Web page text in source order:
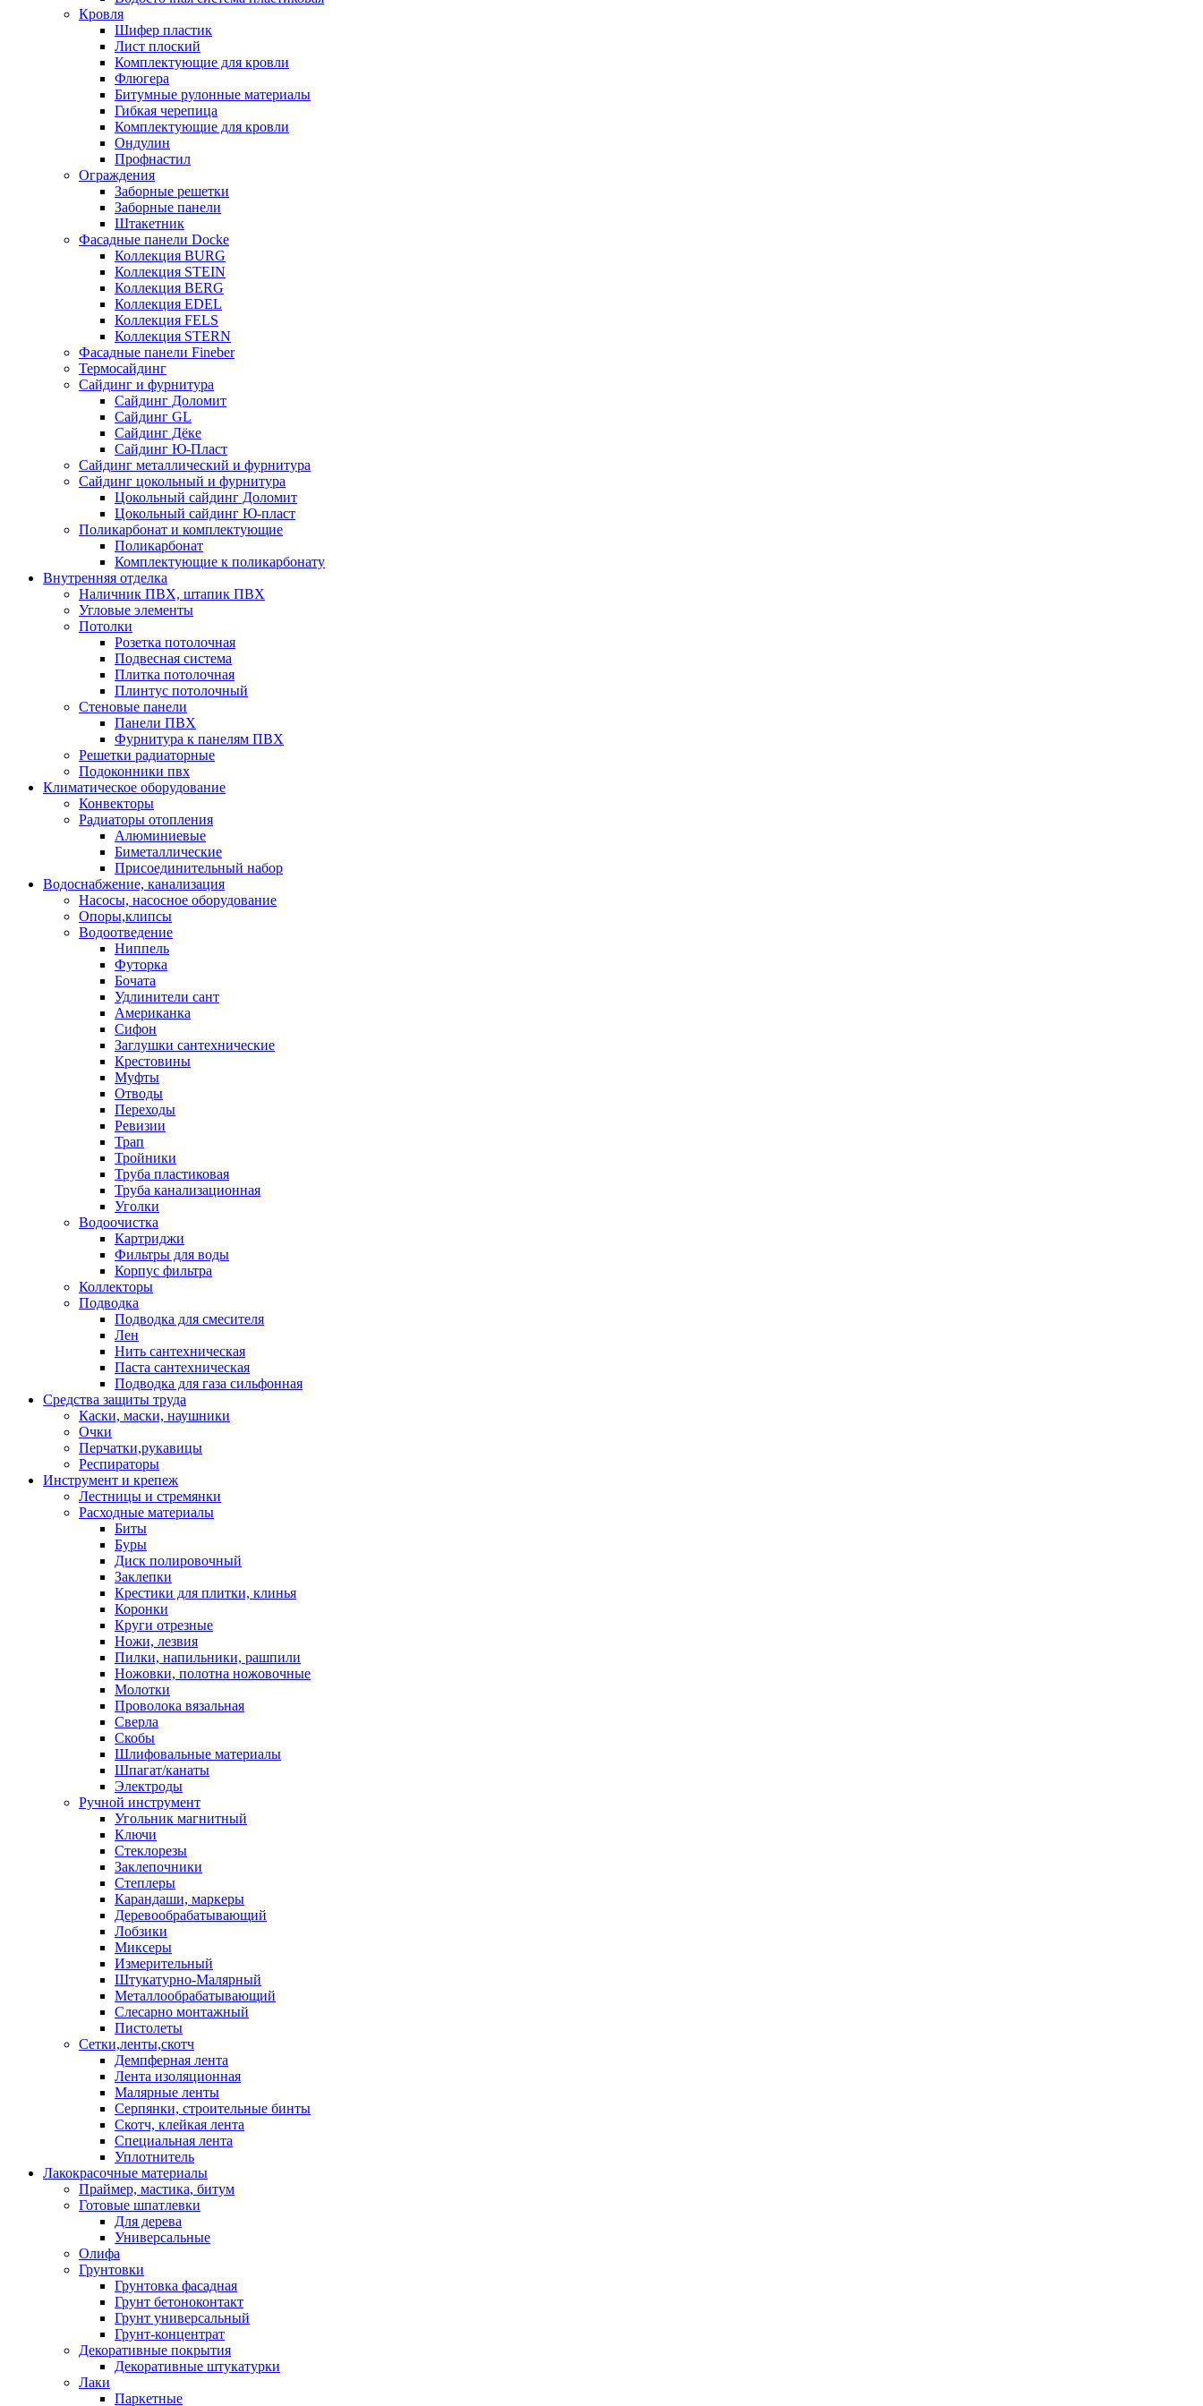
Кровля
Шифер пластик
Лист плоский
Комплектующие для кровли
Флюгера
Битумные рулонные материалы
Гибкая черепица
Комплектующие для кровли
Ондулин
Профнастил
Ограждения
Заборные решетки
Заборные панели
Штакетник
Фасадные панели Docke
Коллекция BURG
Коллекция STEIN
Коллекция BERG
Коллекция EDEL
Коллекция FELS
Коллекция STERN
Фасадные панели Fineber
Термосайдинг
Сайдинг и фурнитура
Сайдинг Доломит
Сайдинг GL
Сайдинг Дёке
Сайдинг Ю-Пласт
Сайдинг металлический и фурнитура
Сайдинг цокольный и фурнитура
Цокольный сайдинг Доломит
Цокольный сайдинг Ю-пласт
Поликарбонат и комплектующие
Поликарбонат
Комплектующие к поликарбонату
Внутренняя отделка
Наличник ПВХ, штапик ПВХ
Угловые элементы
Потолки
Розетка потолочная
Подвесная система
Плитка потолочная
Плинтус потолочный
Стеновые панели
Панели ПВХ
Фурнитура к панелям ПВХ
Решетки радиаторные
Подоконники пвх
Климатическое оборудование
Конвекторы
Радиаторы отопления
Алюминиевые
Биметаллические
Присоединительный набор
Водоснабжение, канализация
Насосы, насосное оборудование
Опоры,клипсы
Водоотведение
Ниппель
Футорка
Бочата
Удлинители сант
Американка
Сифон
Заглушки сантехнические
Крестовины
Муфты
Отводы
Переходы
Ревизии
Трап
Тройники
Труба пластиковая
Труба канализационная
Уголки
Водоочистка
Картриджи
Фильтры для воды
Корпус фильтра
Коллекторы
Подводка
Подводка для смесителя
Лен
Нить сантехническая
Паста сантехническая
Подводка для газа сильфонная
Средства защиты труда
Каски, маски, наушники
Очки
Перчатки,рукавицы
Респираторы
Инструмент и крепеж
Лестницы и стремянки
Расходные материалы
Биты
Буры
Диск полировочный
Заклепки
Крестики для плитки, клинья
Коронки
Круги отрезные
Ножи, лезвия
Пилки, напильники, рашпили
Ножовки, полотна ножовочные
Молотки
Проволока вязальная
Сверла
Скобы
Шлифовальные материалы
Шпагат/канаты
Электроды
Ручной инструмент
Угольник магнитный
Ключи
Стеклорезы
Заклепочники
Степлеры
Карандаши, маркеры
Деревообрабатывающий
Лобзики
Миксеры
Измерительный
Штукатурно-Малярный
Металлообрабатывающий
Слесарно монтажный
Пистолеты
Сетки,ленты,скотч
Демпферная лента
Лента изоляционная
Малярные ленты
Серпянки, строительные бинты
Скотч, клейкая лента
Специальная лента
Уплотнитель
Лакокрасочные материалы
Праймер, мастика, битум
Готовые шпатлевки
Для дерева
Универсальные
Олифа
Грунтовки
Грунтовка фасадная
Грунт бетоноконтакт
Грунт универсальный
Грунт-концентрат
Декоративные покрытия
Декоративные штукатурки
Лаки
Паркетные